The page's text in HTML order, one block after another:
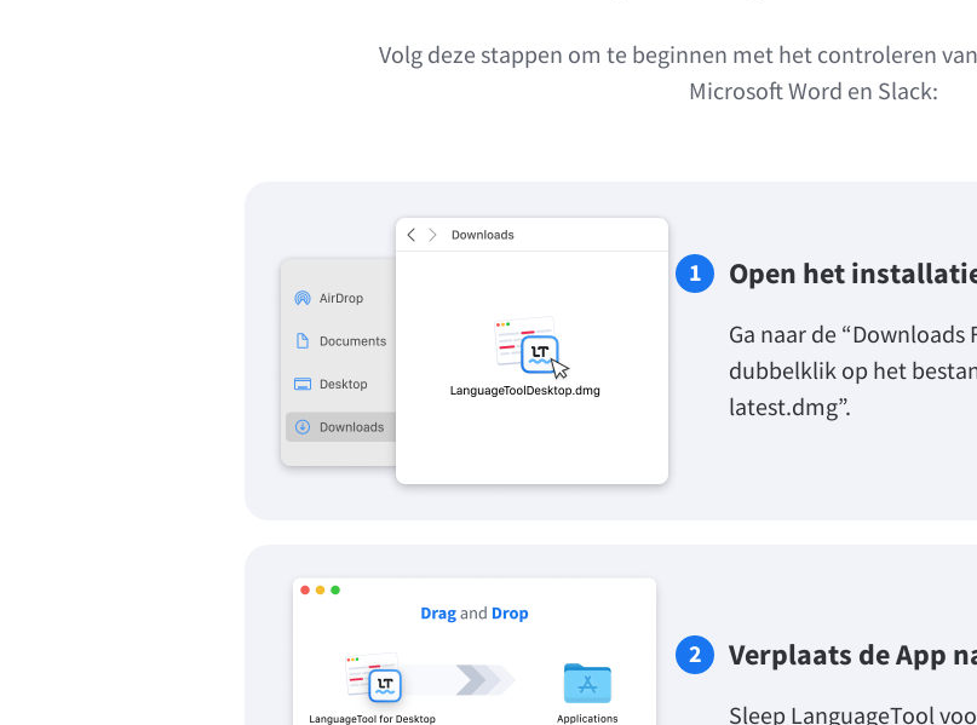
Volg deze stappen om te beginnen met het controleren
Microsoft Word en Slack:
Open het
Ga naar de
dubbelklik op het
latest.dmg”.
Verplaats de App
Sleep LanguageTool